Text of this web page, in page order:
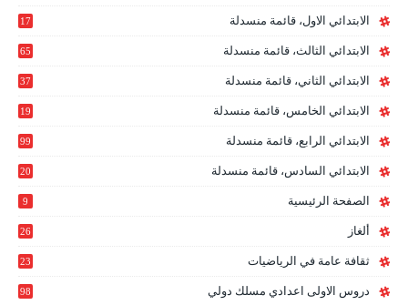
الابتدائي الاول، قائمة منسدلة 17
الابتدائي الثالث، قائمة منسدلة 65
الابتدائي الثاني، قائمة منسدلة 37
الابتدائي الخامس، قائمة منسدلة
19
الابتدائي الرابع، قائمة منسدلة 99
الابتدائي السادس، قائمة منسدلة
20
الصفحة الرئيسية 9
ألغاز 26
ثقافة عامة في الرياضيات 23
دروس الاولى اعدادي مسلك دولي 98